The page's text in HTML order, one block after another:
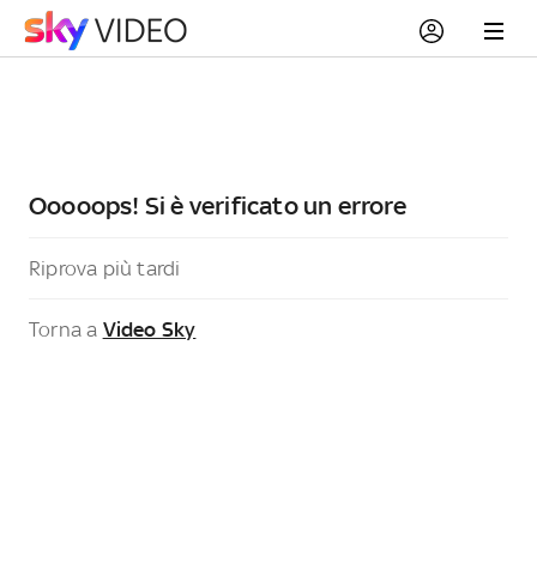
Ooooops! Si è verificato un errore
Riprova più tardi
Torna a Video Sky